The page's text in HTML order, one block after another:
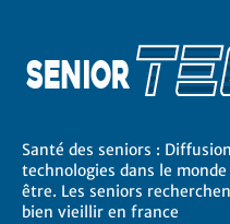
Santé des seniors :
technologies dans le
être. Les seniors
bien vieillir en france